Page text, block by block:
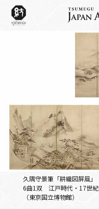
久隅守景筆「耕織図屏風」
6曲1双 江戸時代・17世紀
（東京国立博物館）